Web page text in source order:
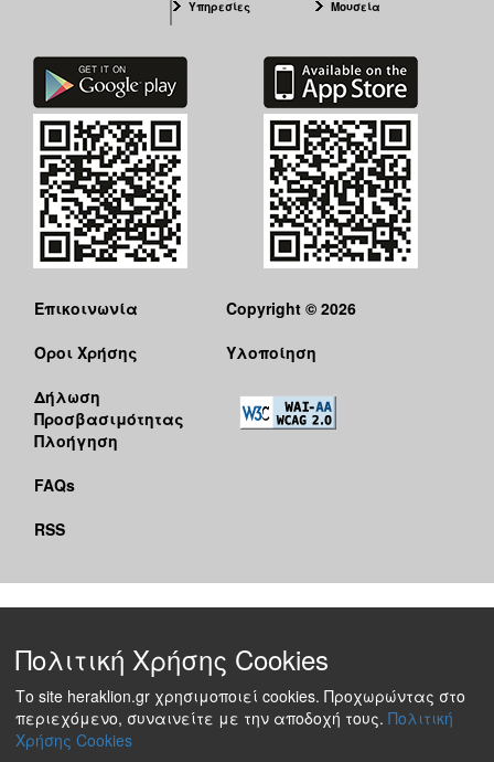
Υπηρεσίες
Μουσεία
Επικοινωνία
Όροι Χρήσης
Δήλωση
Προσβασιμότητας
Πλοήγηση
FAQs
RSS
Copyright © 2026
Υλοποίηση
Πολιτική Χρήσης Cookies
Το site heraklion.gr χρησιμοποιεί cookies. Προχωρώντας στο
περιεχόμενο, συναινείτε με την αποδοχή τους. Πολιτική
Χρήσης Cookies